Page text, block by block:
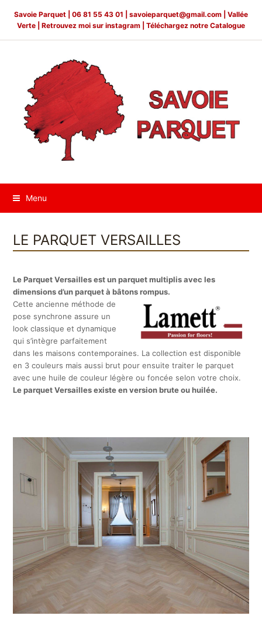
Savoie Parquet | 06 81 55 43 01 | savoieparquet@gmail.com
| Vallée
Verte | Retrouvez moi sur instagram Téléchargez notre Catalogue
Menu
LE PARQUET VERSAILLES
Le Parquet Versailles est un parquet multiplis avec les
dimensions d’un parquet à bâtons rompus.
Cette ancienne méthode de
pose synchrone assure un
look classique et dynamique
qui s’intègre parfaitement
dans les maisons contemporaines. La collection est disponible
en 3 couleurs mais aussi brut pour ensuite traiter le parquet
avec une huile de couleur légère ou foncée selon votre choix.
Le parquet Versailles existe en version brute ou huilée.